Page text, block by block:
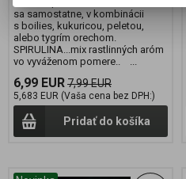
sa samostatne, v kombinácii
s boilies, kukuricou, peletou,
alebo tygrím orechom.
SPIRULINA...mix rastlinných aróm
vo vyváženom pomere.. ...
6,99 EUR7,99 EUR
5,683 EUR (Vaša cena bez DPH:)
Pridať do košíka